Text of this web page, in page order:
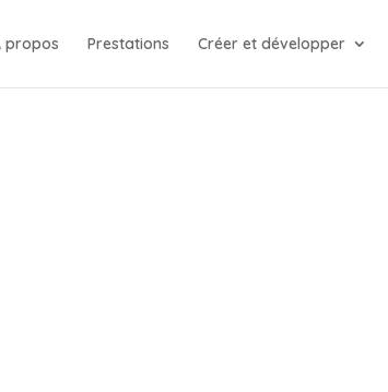
propos Prestations Créer et développer